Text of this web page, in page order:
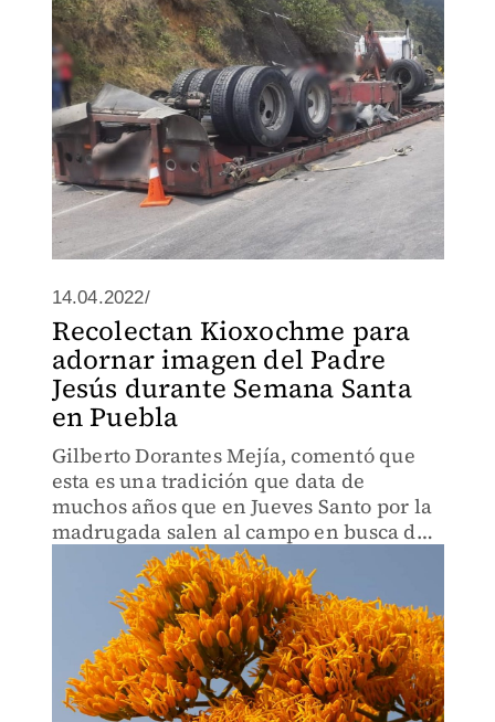
14.04.2022/
Recolectan Kioxochme para
adornar imagen del Padre
Jesús durante Semana Santa
en Puebla
Gilberto Dorantes Mejía, comentó que
esta es una tradición que data de
muchos años que en Jueves Santo por la
madrugada salen al campo en busca de